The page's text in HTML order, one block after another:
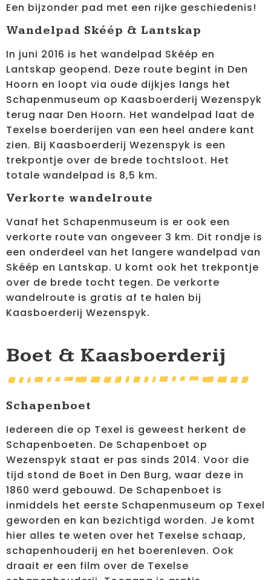
Een bijzonder pad met een rijke geschiedenis!
Wandelpad Skéép & Lantskap
In juni 2016 is het wandelpad Skéép en
Lantskap geopend. Deze route begint in Den
Hoorn en loopt via oude dijkjes langs het
Schapenmuseum op Kaasboerderij Wezenspyk
terug naar Den Hoorn. Het wandelpad laat de
Texelse boerderijen van een heel andere kant
zien. Bij Kaasboerderij Wezenspyk is een
trekpontje over de brede tochtsloot. Het
totale wandelpad is 8,5 km.
Verkorte wandelroute
Vanaf het Schapenmuseum is er ook een
verkorte route van ongeveer 3 km. Dit rondje is
een onderdeel van het langere wandelpad van
Skéép en Lantskap. U komt ook het trekpontje
over de brede tocht tegen. De verkorte
wandelroute is gratis af te halen bij
Kaasboerderij Wezenspyk.
Boet & Kaasboerderij
Schapenboet
Iedereen die op Texel is geweest herkent de
Schapenboeten. De Schapenboet op
Wezenspyk staat er pas sinds 2014. Voor die
tijd stond de Boet in Den Burg, waar deze in
1860 werd gebouwd. De Schapenboet is
inmiddels het eerste Schapenmuseum op Texel
geworden en kan bezichtigd worden. Je komt
hier alles te weten over het Texelse schaap,
schapenhouderij en het boerenleven. Ook
draait er een film over de Texelse